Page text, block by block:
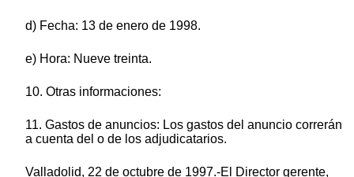
d) Fecha: 13 de enero de 1998.
e) Hora: Nueve treinta.
10. Otras informaciones:
11. Gastos de anuncios: Los gastos del anuncio correrán
a cuenta del o de los adjudicatarios.
Valladolid, 22 de octubre de 1997.-El Director gerente,